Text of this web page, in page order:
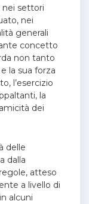
settori
nei
generali
concetto
non tanto
la sua forza
l’esercizio
la
dei
delle
dalla
atteso
a livello di
alcuni